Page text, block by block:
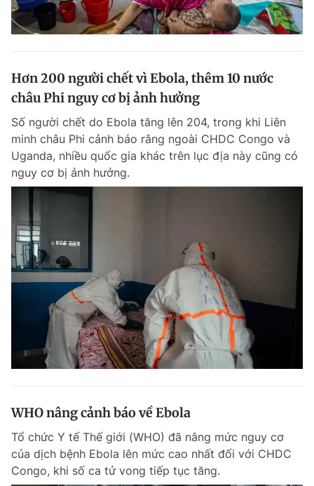
Hơn 200 người chết vì Ebola, thêm 10 nước
châu Phi nguy cơ bị ảnh hưởng
Số người chết do Ebola tăng lên 204, trong khi Liên
minh châu Phi cảnh báo rằng ngoài CHDC Congo và
Uganda, nhiều quốc gia khác trên lục địa này cũng có
nguy cơ bị ảnh hưởng.
WHO nâng cảnh báo về Ebola
Tổ chức Y tế Thế giới (WHO) đã nâng mức nguy cơ
của dịch bệnh Ebola lên mức cao nhất đối với CHDC
Congo, khi số ca tử vong tiếp tục tăng.